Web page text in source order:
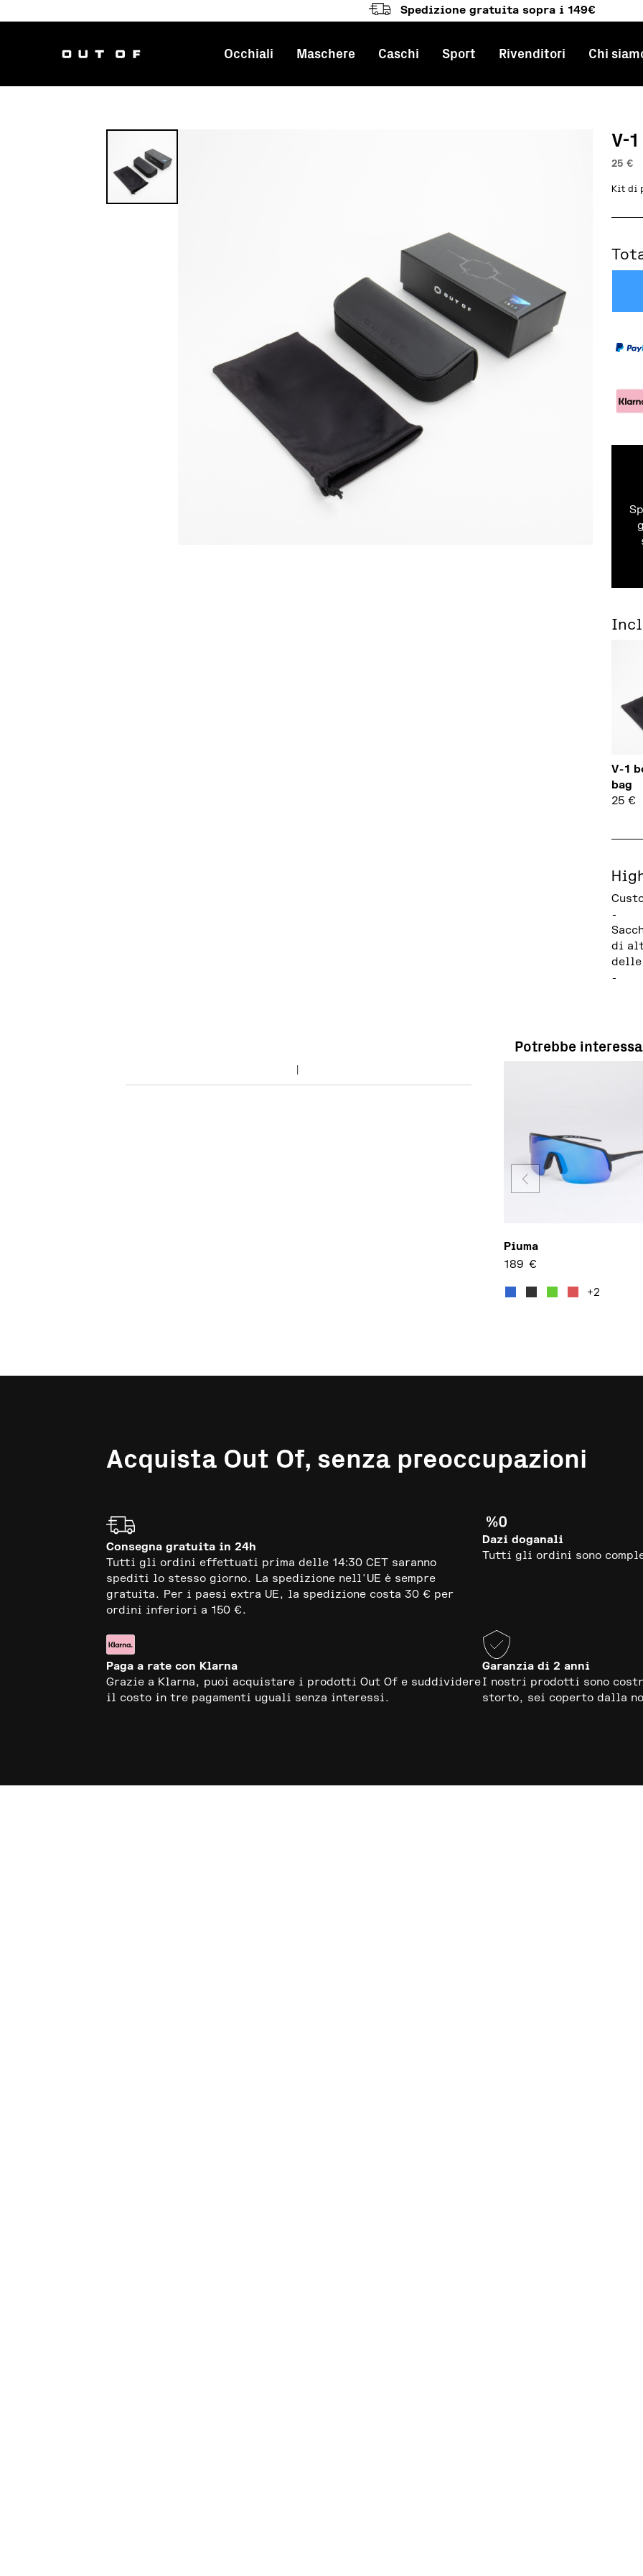
Spedizione gratuita sopra i 149€
Navigazione principale
Occhiali Maschere Caschi Sport Rivenditori Chi
V-
25 €
Kit di
V-1
bag
25 €
-
di
-
Potrebbe
Piuma
189 €
+2
Acquista Out Of, senza preoccupazioni
Consegna gratuita in 24h
Tutti gli ordini effettuati prima delle 14:30 CET saranno
spediti lo stesso giorno. La spedizione nell'UE è sempre
gratuita. Per i paesi extra UE, la spedizione costa 30 € per
ordini inferiori a 150 €.
Dazi doganali
Tutti gli ordini sono
Paga a rate con Klarna
Grazie a Klarna, puoi acquistare i prodotti Out Of e suddividere
il costo in tre pagamenti uguali senza interessi.
Garanzia di 2 anni
I nostri prodotti sono
storto, sei coperto dalla